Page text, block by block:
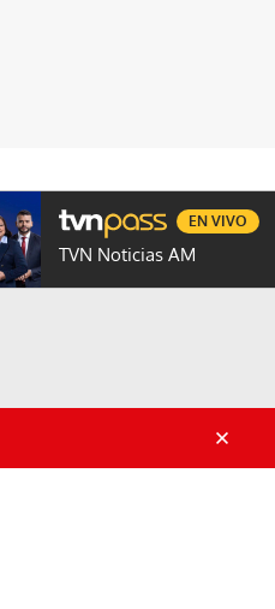
PROGRAMAS GENTE TVN
TVN Noticias AM
EN VIVO